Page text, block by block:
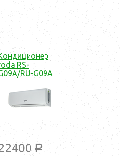
RS-
RU-G09A
a